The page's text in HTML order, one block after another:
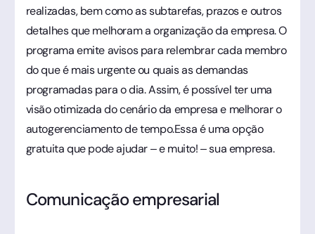
realizadas, bem como as subtarefas, prazos e outros
detalhes que melhoram a organização da empresa. O
programa emite avisos para relembrar cada membro
do que é mais urgente ou quais as demandas
programadas para o dia. Assim, é possível ter uma
visão otimizada do cenário da empresa e melhorar o
autogerenciamento de tempo.Essa é uma opção
gratuita que pode ajudar – e muito! – sua empresa.
Comunicação empresarial